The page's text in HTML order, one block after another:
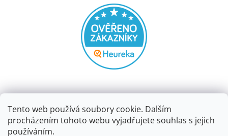
Tento web používá soubory cookie. Dalším
procházením tohoto webu vyjadřujete souhlas s jejich
používáním.